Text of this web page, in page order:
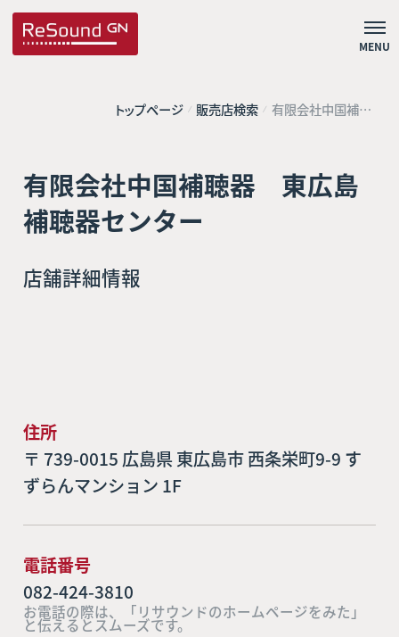
MENU
トップページ 販売店検索 有限会社中国補聴
器 東広島補聴器
有限会社中国補聴器 東広島
補聴器センター
店舗詳細情報
住所
〒 739-0015 広島県 東広島市 西条栄町9-9 す
ずらんマンション 1F
電話番号
082-424-3810
お電話の際は、「リサウンドのホームページをみた」
と伝えるとスムーズです。